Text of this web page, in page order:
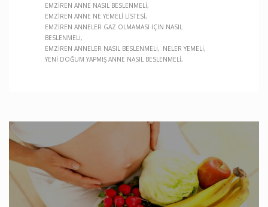
EMZIREN ANNE NASIL BESLENMELI
EMZIREN ANNE NE YEMELI LISTESI
EMZIREN ANNELER GAZ OLMAMASI IÇIN NASIL
BESLENMELI
EMZIREN ANNELER NASIL BESLENMELI
NELER YEMELI
YENI DOĞUM YAPMIŞ ANNE NASIL BESLENMELI